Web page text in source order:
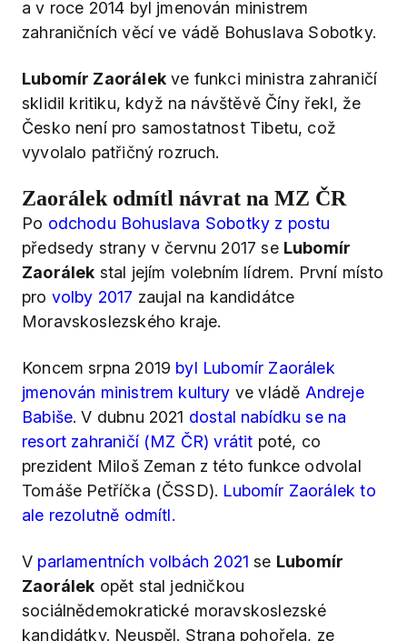
a v roce 2014 byl jmenován ministrem
zahraničních věcí ve vádě Bohuslava Sobotky.
Lubomír Zaorálekve funkci ministra zahraničí
sklidil kritiku, když na návštěvě Číny řekl, že
Česko není pro samostatnost Tibetu, což
vyvolalo patřičný rozruch.
Zaorálek odmítl návrat na MZ ČR
Po odchodu Bohuslava Sobotky z postu
předsedy strany v červnu 2017 se Lubomír
Zaorálek stal jejím volebním lídrem. První místo
pro volby 2017 zaujal na kandidátce
Moravskoslezského kraje.
Koncem srpna 2019 byl Lubomír Zaorálek
jmenován ministrem kultury ve vládě Andreje
Babiše. V dubnu 2021 dostal nabídku se na
resort zahraničí (MZ ČR) vrátit poté, co
prezident Miloš Zeman z této funkce odvolal
Tomáše Petříčka (ČSSD). Lubomír Zaorálek to
ale rezolutně odmítl.
V parlamentních volbách 2021 se Lubomír
Zaorálek opět stal jedničkou
sociálnědemokratické moravskoslezské
kandidátky. Neuspěl. Strana pohořela, ze